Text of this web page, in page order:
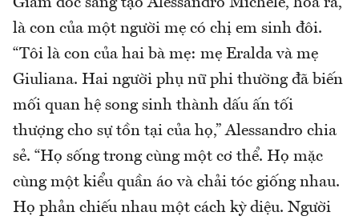
Giám đốc sáng tạo Alessandro Michele, hóa ra,
là con của một người mẹ có chị em sinh đôi.
“Tôi là con của hai bà mẹ: mẹ Eralda và mẹ
Giuliana. Hai người phụ nữ phi thường đã biến
mối quan hệ song sinh thành dấu ấn tối
thượng cho sự tồn tại của họ,” Alessandro chia
sẻ. “Họ sống trong cùng một cơ thể. Họ mặc
cùng một kiểu quần áo và chải tóc giống nhau.
Họ phản chiếu nhau một cách kỳ diệu. Người